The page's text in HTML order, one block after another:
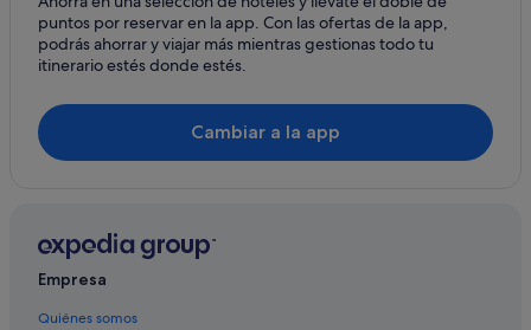
puntos por reservar en la app. Con las ofertas de la app,
podrás ahorrar y viajar más mientras gestionas todo tu
itinerario estés donde estés.
Cambiar a la app
Empresa
Quiénes somos